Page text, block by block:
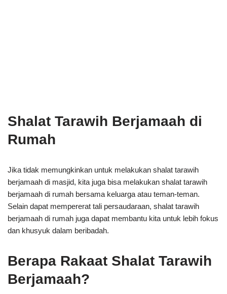
Shalat Tarawih Berjamaah di
Rumah
Jika tidak memungkinkan untuk melakukan shalat tarawih
berjamaah di masjid, kita juga bisa melakukan shalat tarawih
berjamaah di rumah bersama keluarga atau teman-teman.
Selain dapat mempererat tali persaudaraan, shalat tarawih
berjamaah di rumah juga dapat membantu kita untuk lebih fokus
dan khusyuk dalam beribadah.
Berapa Rakaat Shalat Tarawih
Berjamaah?